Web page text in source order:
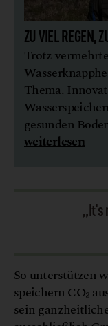
ZU VIEL REGEN,
Trotz
Thema.
gesunden
weiterlesen
So unterstützen
speichern CO₂
sein